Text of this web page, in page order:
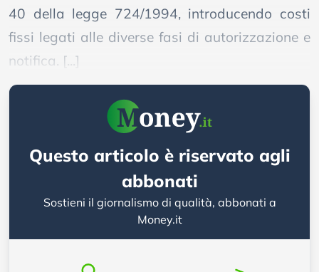
40 della legge 724/1994, introducendo costi
fissi legati alle diverse fasi di autorizzazione e
notifica. [...]
Questo articolo è riservato agli
abbonati
Sostieni il giornalismo di qualità, abbonati a
Money.it